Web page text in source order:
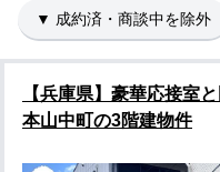
▼ 成約済・商談中を除外
【兵庫県】豪華応接室
本山中町の3階建物件